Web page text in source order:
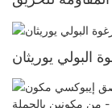
يوريثان